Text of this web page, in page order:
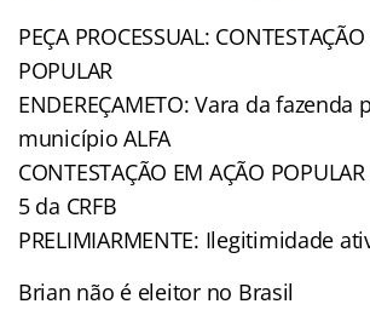
PEÇA PROCESSUAL:
POPULAR
ENDEREÇAMETO: Vara da fazenda
município ALFA
CONTESTAÇÃO EM AÇÃO
5 da CRFB
PRELIMIARMENTE: Ilegitimidade
Brian não é eleitor no Brasil